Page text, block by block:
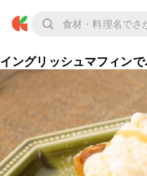
イングリッシュマフィン